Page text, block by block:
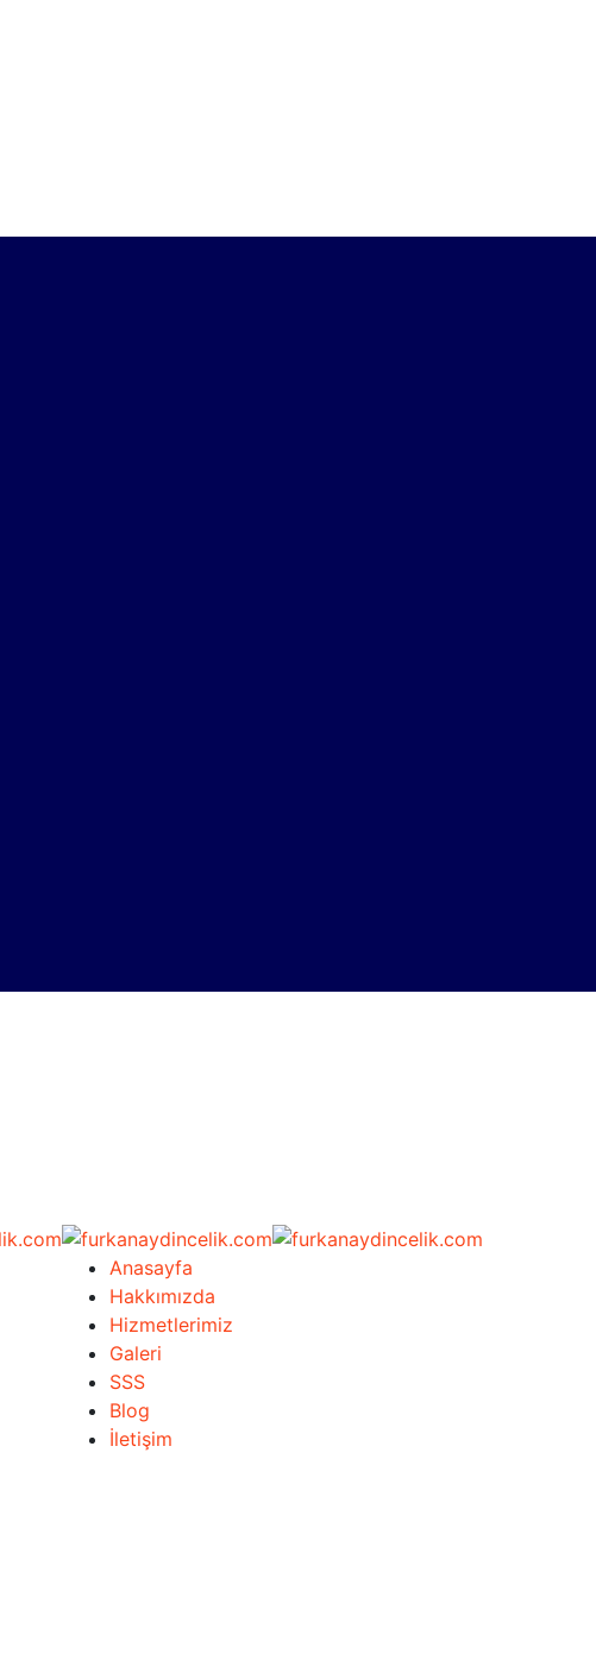
Anasayfa
Hakkımızda
Hizmetlerimiz
Galeri
SSS
Blog
İletişim